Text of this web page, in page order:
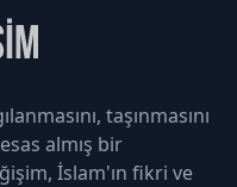
taşınmasını
almış bir
İslam'ın fikri ve